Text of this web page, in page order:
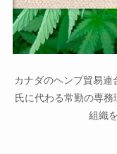
カナダのヘンプ貿易連
氏に代わる常勤の専
組織